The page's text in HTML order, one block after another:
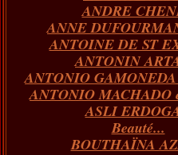
Janvier
Février
Janvier
Mars(65)
Février
Janvier
Avril(76)
Mars(66)
Février
Janvier
Mai(82)
Avril(62)
Mars(66)
Février
Janvier
Juin(84)
Mai(89)
Avril(59)
Mars(73)
Février
Janvier
Juillet(72)
Juin(65)
Mai(97)
Avril(73)
Mars
Février
Janvier
Août(40)
Juillet(31)
Juin(26)
ANDRE
ANNE
ANTOINE DE ST
ANTONIN
ANTONIO
ANTONIO MACHADO
ASLI
Beauté...
BOUTHAÏNA